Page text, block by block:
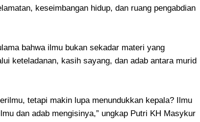
keseimbangan hidup, dan ruang pengabdian
bahwa ilmu bukan sekadar materi yang
keteladanan, kasih sayang, dan adab antara murid
tetapi makin lupa menundukkan kepala? Ilmu
dan adab mengisinya,” ungkap Putri KH Masykur